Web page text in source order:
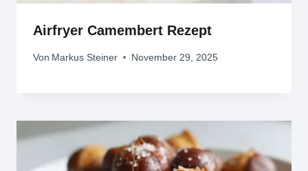
Airfryer Camembert Rezept
Von Markus Steiner November 29, 2025